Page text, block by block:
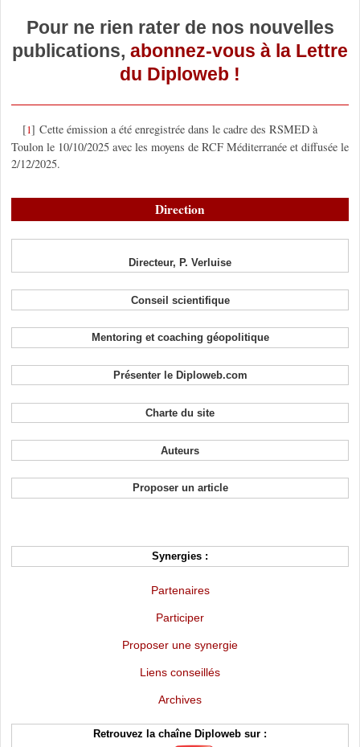
Pour ne rien rater de nos nouvelles
publications, abonnez-vous à la Lettre
du Diploweb !
[1]Cette émission a été enregistrée dans le cadre des RSMED à
Toulon le 10/10/2025 avec les moyens de RCF Méditerranée et diffusée le
2/12/2025.
Direction
Directeur, P. Verluise
Conseil scientifique
Mentoring et coaching géopolitique
Présenter le Diploweb.com
Charte du site
Auteurs
Proposer un article
Synergies :
Partenaires
Participer
Proposer une synergie
Liens conseillés
Archives
Retrouvez la chaîne Diploweb sur :